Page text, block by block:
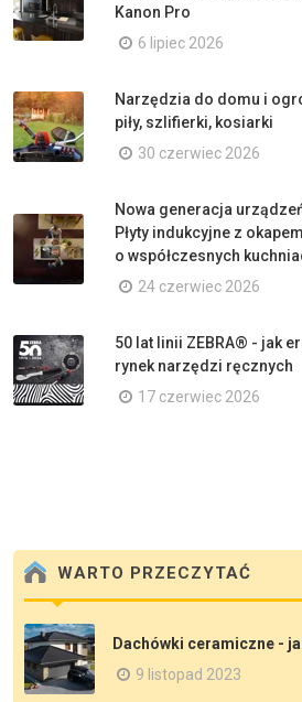
Kanon Pro
6 lipiec 2026
Narzędzia do domu i
piły, szlifierki, kosiarki
30 czerwiec 2026
Nowa generacja
Płyty indukcyjne z
o współczesnych
24 czerwiec 2026
50 lat linii ZEBRA® - jak
rynek narzędzi ręcznych
17 czerwiec 2026
WARTO PRZECZYTAĆ
Dachówki ceramiczne -
9 listopad 2023